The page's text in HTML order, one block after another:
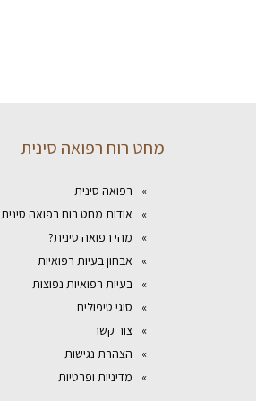
מחט רוח רפואה סינית
רפואה סינית
אודות מחט רוח רפואה סינית
מהי רפואה סינית?
אבחון בעיות רפואיות
בעיות רפואיות נפוצות
סוגי טיפולים
צור קשר
הצהרת נגישות
מדיניות ופרטיות